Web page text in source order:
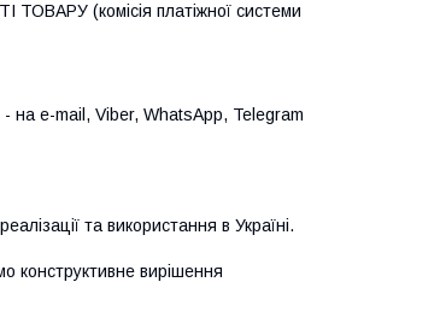
(комісія платіжної системи
на e-mail, Viber, WhatsApp, Telegram
та використання в Україні.
конструктивне вирішення